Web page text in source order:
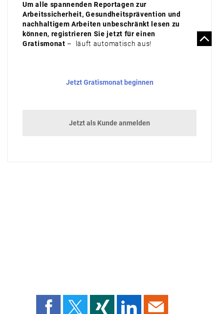
Um alle spannenden Reportagen zur
Arbeitssicherheit, Gesundheitsprävention und
nachhaltigem Arbeiten unbeschränkt lesen zu
können, registrieren Sie jetzt für einen
Gratismonat – läuft automatisch aus!
Jetzt Gratismonat beginnen
Jetzt als Kunde anmelden